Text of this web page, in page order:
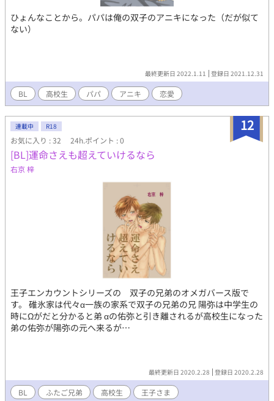
ひょんなことから。パパは俺の双子のアニキになった（だが似て
ない）
最終更新日 2022.1.11 登録日 2021.12.31
BL 高校生 パパ アニキ 恋愛
12
連載中 R18
お気に入り : 32 24h.ポイント : 0
[BL]運命さえも超えていけるなら
右京 梓
王子エンカウントシリーズの 双子の兄弟のオメガバース版で
す。 碓氷家は代々α一族の家系で双子の兄弟の兄 陽弥は中学生の
時にΩがだと分かると弟 αの佑弥と引き離されるが高校生になった
弟の佑弥が陽弥の元へ来るが…
最終更新日 2020.2.28 登録日 2020.2.28
BL ふたご兄弟 高校生 王子さま